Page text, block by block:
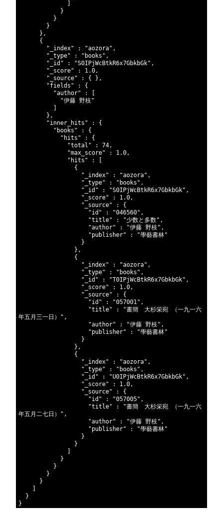
}
}
}
} ,
{
"_index"
: "aozora" ,
"_type"
: "books" ,
"_id"
: "S0IPjWcBtkR6x7GbkbGk" ,
"_score"
: 1.0,
"_source"
: { } ,
"fields"
:
{
"author"
:
"伊藤 野枝"
} ,
"inner_hits"
:
{
"books"
:
{
"hits"
:
{
"total"
: 74,
"max_score"
: 1.0,
"hits"
:
{
"_index"
: "aozora" ,
"_type"
: "books" ,
"_id"
: "S0IPjWcBtkR6x7GbkbGk" ,
"_score"
: 1.0,
"_source"
:
{
"id"
: "046560" ,
"title"
: "少数と多数" ,
"author"
: "伊藤 野枝" ,
"publisher"
:
"學藝書林"
}
} ,
{
"_index"
: "aozora" ,
"_type"
: "books" ,
"_id"
: "T0IPjWcBtkR6x7GbkbGk" ,
"_score"
: 1.0,
"_source"
:
{
"id"
: "057001" ,
"title"
:
"書簡　大杉栄宛 （一九一六
年五月三一日）" ,
"author"
: "伊藤 野枝" ,
"publisher"
:
"學藝書林"
}
} ,
{
"_index"
: "aozora" ,
"_type"
: "books" ,
"_id"
: "U0IPjWcBtkR6x7GbkbGk" ,
"_score"
: 1.0,
"_source"
:
{
"id"
: "057005" ,
"title"
:
"書簡　大杉栄宛 （一九一六
年五月二七日）" ,
"author"
: "伊藤 野枝" ,
"publisher"
:
"學藝書林"
}
}
}
}
}
}
}
}